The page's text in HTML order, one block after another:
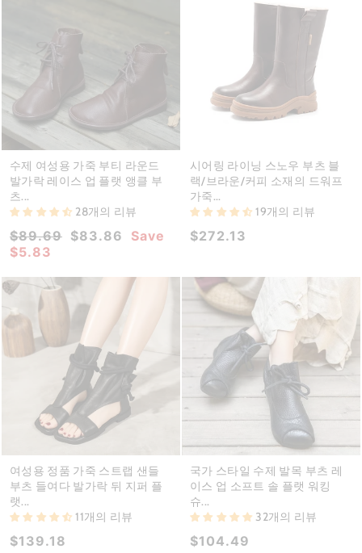
수제 여성용 가죽 부티 라운드
발가락 레이스 업 플랫 앵클 부
츠...
28개의 리뷰
Regular
price
$89.69 Sale
$83.86
Save
$5.83
시어링 라이닝 스노우 부츠 블
랙/브라운/커피 소재의 드워프
가죽...
19개의 리뷰
$272.13
여성용 정품 가죽 스트랩 샌들
부츠 들여다 발가락 뒤 지퍼 플
랫...
11개의 리뷰
$139.18
국가 스타일 수제 발목 부츠 레
이스 업 소프트 솔 플랫 워킹
슈...
32개의 리뷰
$104.49